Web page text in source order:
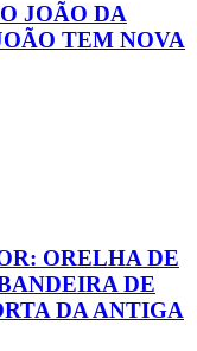
JOÃO DA
TEM NOVA
ORELHA DE
DE
DA ANTIGA